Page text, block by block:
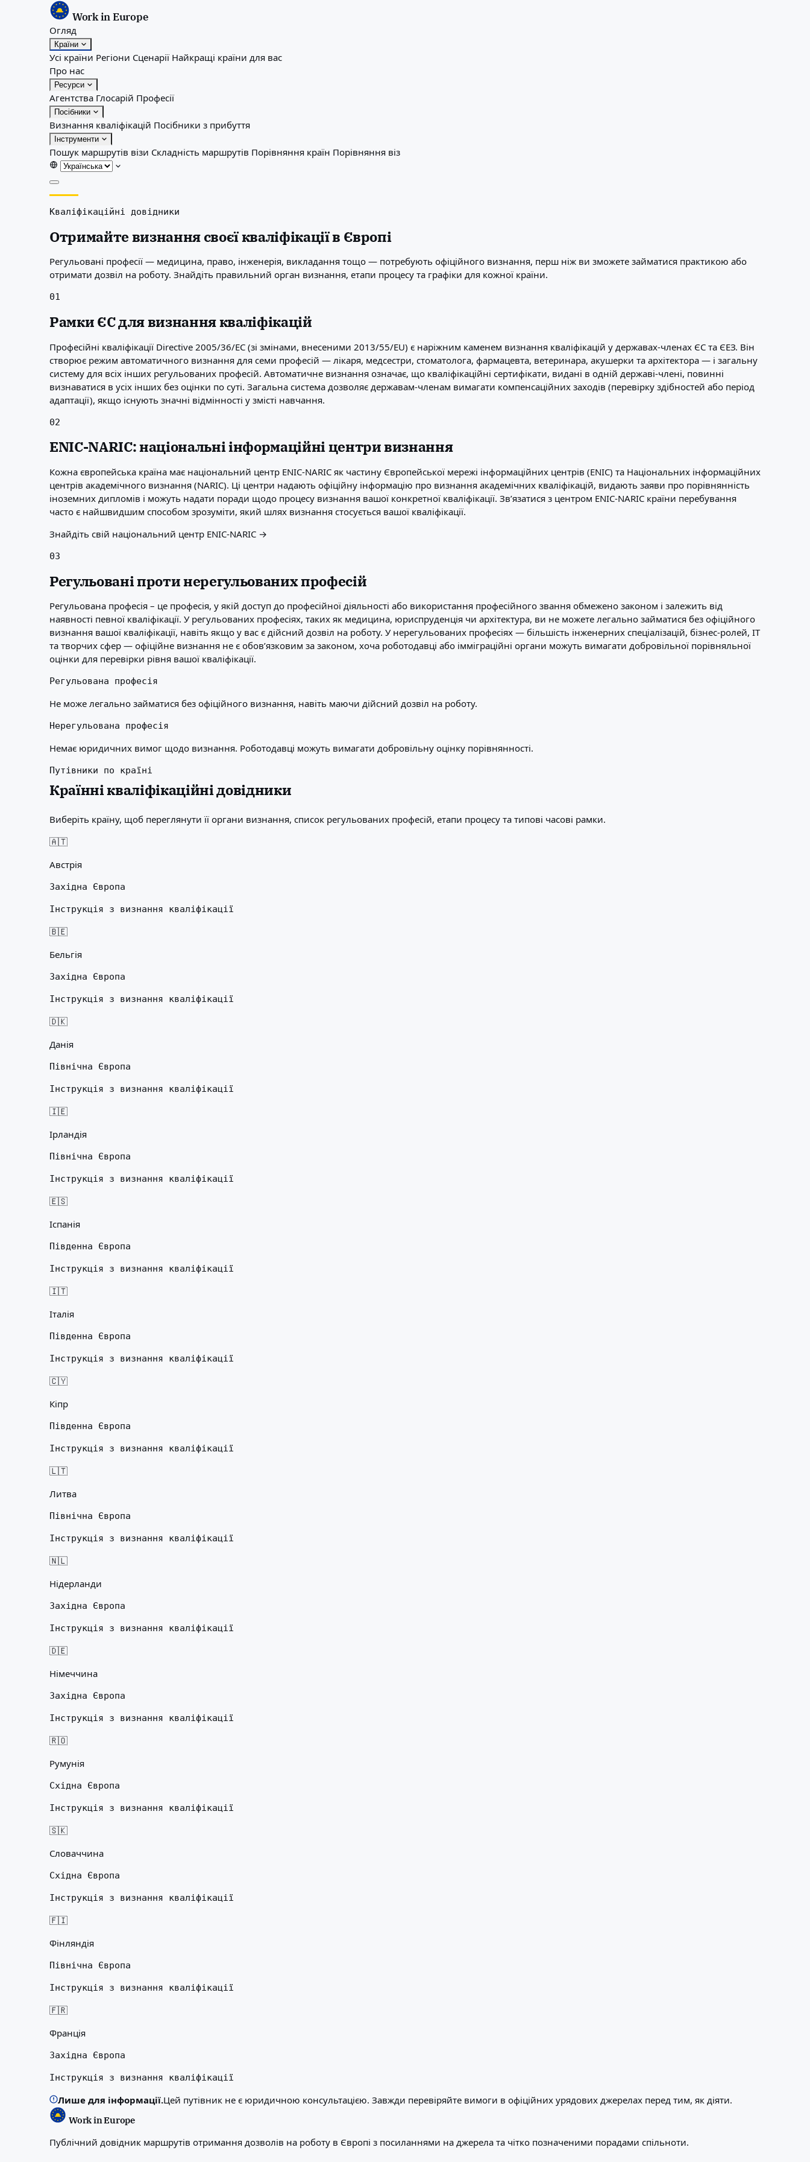
Work in Europe
Огляд
Країни
Усі країни Регіони Сценарії Найкращі країни для вас
Про нас
Ресурси
Агентства Глосарій Професії
Посібники
Визнання кваліфікацій Посібники з прибуття
Інструменти
Пошук маршрутів візи Складність маршрутів Порівняння країн Порівняння віз
Країни
Усі країни
Регіони
Найкращі країни для вас
Про нас
Глосарій
Посібники
Визнання кваліфікацій
Посібники з прибуття
Інструменти
Пошук маршрутів візи
Порівняння віз
Кваліфікаційні довідники
Отримайте визнання своєї кваліфікації в Європі
Регульовані професії — медицина, право, інженерія, викладання тощо — потребують офіційного визнання, перш ніж ви зможете займатися практикою або
отримати дозвіл на роботу. Знайдіть правильний орган визнання, етапи процесу та графіки для кожної країни.
01
Рамки ЄС для визнання кваліфікацій
Професійні кваліфікації Directive 2005/36/EC (зі змінами, внесеними 2013/55/EU) є наріжним каменем визнання кваліфікацій у державах-членах ЄС та ЄЕЗ. Він
створює режим автоматичного визнання для семи професій — лікаря, медсестри, стоматолога, фармацевта, ветеринара, акушерки та архітектора — і загальну
систему для всіх інших регульованих професій. Автоматичне визнання означає, що кваліфікаційні сертифікати, видані в одній державі-члені, повинні
визнаватися в усіх інших без оцінки по суті. Загальна система дозволяє державам-членам вимагати компенсаційних заходів (перевірку здібностей або період
адаптації), якщо існують значні відмінності у змісті навчання.
02
ENIC-NARIC: національні інформаційні центри визнання
Кожна європейська країна має національний центр ENIC-NARIC як частину Європейської мережі інформаційних центрів (ENIC) та Національних інформаційних
центрів академічного визнання (NARIC). Ці центри надають офіційну інформацію про визнання академічних кваліфікацій, видають заяви про порівнянність
іноземних дипломів і можуть надати поради щодо процесу визнання вашої конкретної кваліфікації. Зв’язатися з центром ENIC-NARIC країни перебування
часто є найшвидшим способом зрозуміти, який шлях визнання стосується вашої кваліфікації.
Знайдіть свій національний центр ENIC-NARIC →
03
Регульовані проти нерегульованих професій
Регульована професія – це професія, у якій доступ до професійної діяльності або використання професійного звання обмежено законом і залежить від
наявності певної кваліфікації. У регульованих професіях, таких як медицина, юриспруденція чи архітектура, ви не можете легально займатися без офіційного
визнання вашої кваліфікації, навіть якщо у вас є дійсний дозвіл на роботу. У нерегульованих професіях — більшість інженерних спеціалізацій, бізнес-ролей, ІТ
та творчих сфер — офіційне визнання не є обов’язковим за законом, хоча роботодавці або імміграційні органи можуть вимагати добровільної порівняльної
оцінки для перевірки рівня вашої кваліфікації.
Регульована професія
Не може легально займатися без офіційного визнання, навіть маючи дійсний дозвіл на роботу.
Нерегульована професія
Немає юридичних вимог щодо визнання. Роботодавці можуть вимагати добровільну оцінку порівнянності.
Путівники по країні
Країнні кваліфікаційні довідники
Виберіть країну, щоб переглянути її органи визнання, список регульованих професій, етапи процесу та типові часові рамки.
🇦🇹
Австрія
Західна Європа
Інструкція з визнання кваліфікації
🇧🇪
Бельгія
Західна Європа
Інструкція з визнання кваліфікації
🇩🇰
Данія
Північна Європа
Інструкція з визнання кваліфікації
🇮🇪
Ірландія
Північна Європа
Інструкція з визнання кваліфікації
🇪🇸
Іспанія
Південна Європа
Інструкція з визнання кваліфікації
🇮🇹
Італія
Південна Європа
Інструкція з визнання кваліфікації
🇨🇾
Кіпр
Південна Європа
Інструкція з визнання кваліфікації
🇱🇹
Литва
Північна Європа
Інструкція з визнання кваліфікації
🇳🇱
Нідерланди
Західна Європа
Інструкція з визнання кваліфікації
🇩🇪
Німеччина
Західна Європа
Інструкція з визнання кваліфікації
🇷🇴
Румунія
Східна Європа
Інструкція з визнання кваліфікації
🇸🇰
Словаччина
Східна Європа
Інструкція з визнання кваліфікації
🇫🇮
Фінляндія
Північна Європа
Інструкція з визнання кваліфікації
🇫🇷
Франція
Західна Європа
Інструкція з визнання кваліфікації
Лише для інформації.Цей путівник не є юридичною консультацією. Завжди перевіряйте вимоги в офіційних урядових джерелах перед тим, як діяти.
Work in Europe
Публічний довідник маршрутів отримання дозволів на роботу в Європі з посиланнями на джерела та чітко позначеними порадами спільноти.